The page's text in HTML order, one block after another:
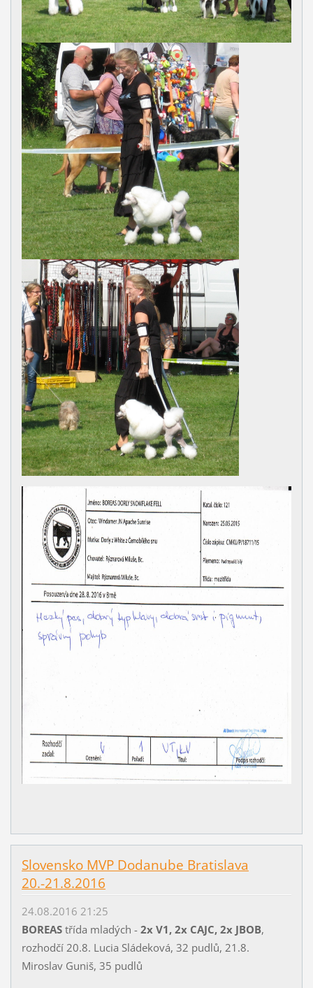
Slovensko MVP Dodanube Bratislava
20.-21.8.2016
24.08.2016 21:25
BOREAStřída mladých - 2x V1, 2x CAJC, 2x JBOB,
rozhodčí 20.8. Lucia Sládeková, 32 pudlů, 21.8.
Miroslav Guniš, 35 pudlů